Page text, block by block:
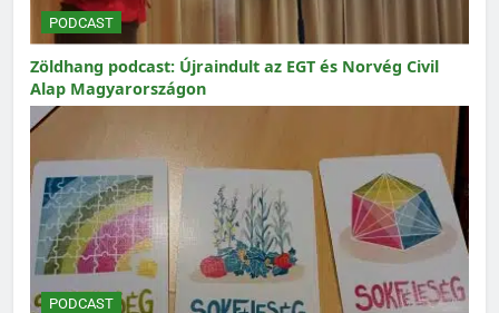
PODCAST
Zöldhang podcast: Újraindult az EGT és Norvég Civil
Alap Magyarországon
PODCAST